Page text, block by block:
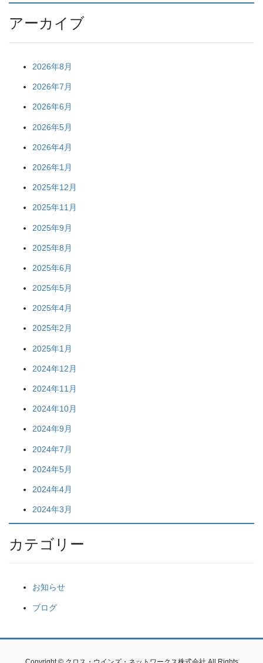
アーカイブ
2026年8月
2026年7月
2026年6月
2026年5月
2026年4月
2026年1月
2025年12月
2025年11月
2025年9月
2025年8月
2025年6月
2025年5月
2025年4月
2025年2月
2025年1月
2024年12月
2024年11月
2024年10月
2024年9月
2024年7月
2024年5月
2024年4月
2024年3月
カテゴリー
お知らせ
ブログ